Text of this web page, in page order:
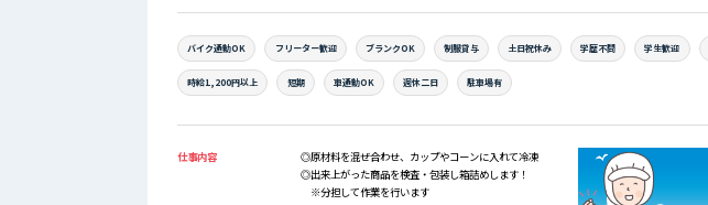
バイク通勤OK フリーター歓迎 ブランクOK 制服貸与 土日祝休み 学歴不問 学生歓迎
時給1,200円以上 短期 車通勤OK 週休二日 駐車場有
仕事内容
◎原材料を混ぜ合わせ、カップやコーンに入れて冷凍
◎出来上がった商品を検査・包装し箱詰めします！
※分担して作業を行います